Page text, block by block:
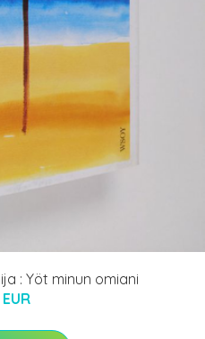
: Yöt minun omiani